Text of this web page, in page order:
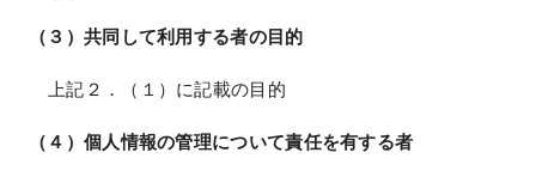
（３）共同して利用する者の目的
上記２．（１）に記載の目的
（４）個人情報の管理について責任を有する者